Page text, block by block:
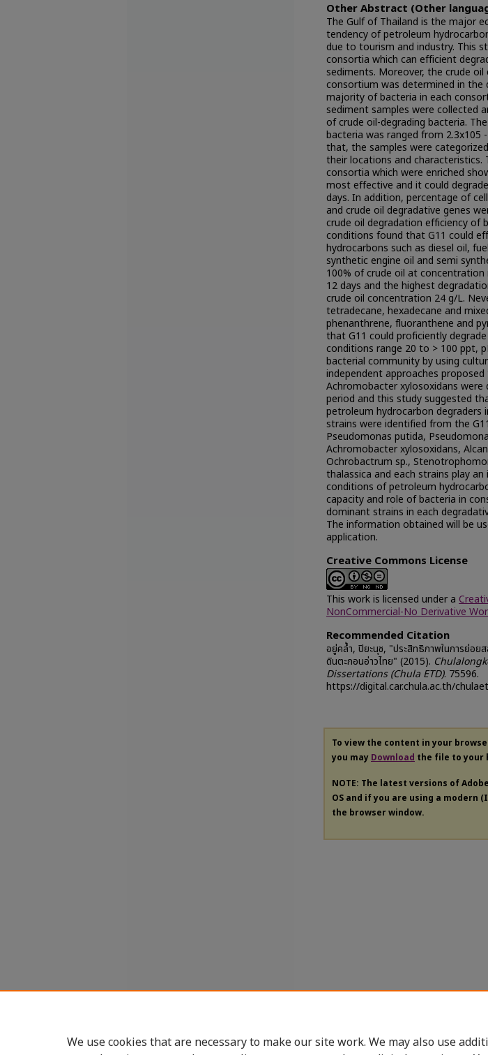
Other Abstract (Other
The Gulf of Thailand is the major
tendency of petroleum
due to tourism and industry. This
consortia which can efficient
sediments. Moreover, the crude
consortium was determined in
majority of bacteria in each
sediment samples were collected
of crude oil-degrading bacteria.
bacteria was ranged from
that, the samples were
their locations and characteristics.
consortia which were enriched
most effective and it could
days. In addition, percentage of
and crude oil degradative genes
crude oil degradation efficiency of
conditions found that G11 could
hydrocarbons such as diesel oil,
synthetic engine oil and semi
100% of crude oil at
12 days and the highest
crude oil concentration 24 g/L.
tetradecane, hexadecane and
phenanthrene, fluoranthene and
that G11 could proficiently
conditions range 20 to > 100 ppt,
bacterial community by using
independent approaches
Achromobacter xylosoxidans
period and this study suggested
petroleum hydrocarbon degraders
strains were identified from the
Pseudomonas putida,
Achromobacter xylosoxidans,
Ochrobactrum sp.,
thalassica and each strains play
conditions of petroleum
capacity and role of bacteria in
dominant strains in each
The information obtained will be
application.
Creative Commons License
This work is licensed under a
NonCommercial-No Derivative
Recommended Citation
อยู่คล้ำ, ปิยะนุช, "ประสิทธิภาพในการย่อ
ดินตะกอนอ่าวไทย" (2015).
Dissertations (Chula ETD). 75596.
https://digital.car.chula.ac.th/
To view the content in your
you may Download the file to your
NOTE: The latest versions of
OS and if you are using a
the browser window.
We use cookies that are necessary to make our site work. We may also use